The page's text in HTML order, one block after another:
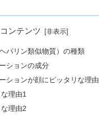
コンテンツ
パリン類似物質）の種類
ションの成分
ションが顔にピッタリな理由
理由1
理由2